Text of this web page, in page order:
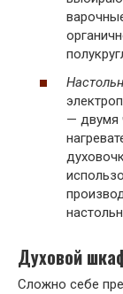
— двумя
Духовой
Сложно себе